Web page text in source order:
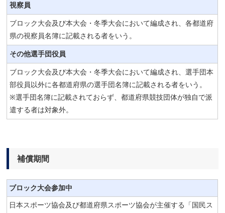
視察員
ブロック大会及び本大会・冬季大会において編成され、各都道府
県の視察員名簿に記載される者をいう。
その他選手団役員
ブロック大会及び本大会・冬季大会において編成され、選手団本
部役員以外に各都道府県の選手団名簿に記載される者をいう。
※選手団名簿に記載されておらず、都道府県競技団体が独自で派
遣する者は対象外。
補償期間
ブロック大会参加中
日本スポーツ協会及び都道府県スポーツ協会が主催する「国民ス